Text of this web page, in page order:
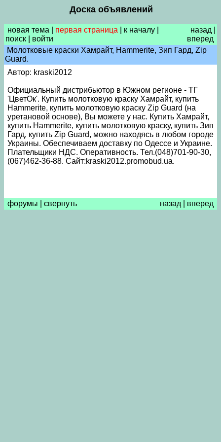
Доска объявлений
новая тема первая страница к началу
поиск
войти
назад
вперед
Молотковые краски Хамрайт, Hammerite, Зип Гард, Zip
Guard.
Автор: kraski2012
Официальный дистрибьютор в Южном регионе - ТГ
'ЦветОк'. Купить молотковую краску Хамрайт, купить
Hammerite, купить молотковую краску Zip Guard (на
уретановой основе), Вы можете у нас. Купить Хамрайт,
купить Hammerite, купить молотковую краску, купить Зип
Гард, купить Zip Guard, можно находясь в любом городе
Украины. Обеспечиваем доставку по Одессе и Украине.
Плательщики НДС. Оперативность. Тел.(048)701-90-30,
(067)462-36-88. Сайт:kraski2012.promobud.ua.
форумы свернуть назад вперед